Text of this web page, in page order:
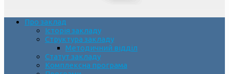
Про заклад
Історія закладу
Структура закладу
Методичний відділ
Статут закладу
Комплексна програма